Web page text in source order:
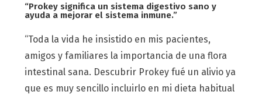
“Prokey significa un sistema digestivo sano y
ayuda a mejorar el sistema inmune.”
“Toda la vida he insistido en mis pacientes,
amigos y familiares la importancia de una flora
intestinal sana. Descubrir Prokey fué un alivio ya
que es muy sencillo incluirlo en mi dieta habitual